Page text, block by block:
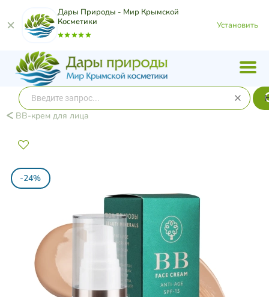
Дары Природы - Мир Крымской
Косметики
Установить
ВВ-крем для лица
-24%